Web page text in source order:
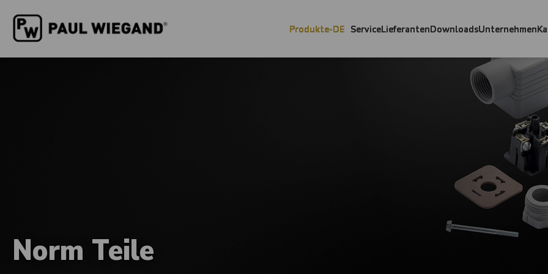
Produkte-DE ServiceLieferantenDownloadsUnternehmen
Norm Teile